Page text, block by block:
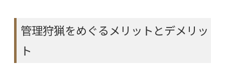
管理狩猟をめぐるメリットとデメリッ
ト